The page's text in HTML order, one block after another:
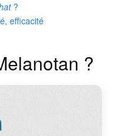
?
efficacité
?